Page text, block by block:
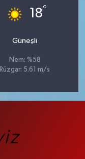
18°
Güneşli
Nem: %58
Rüzgar: 5.61 m/s